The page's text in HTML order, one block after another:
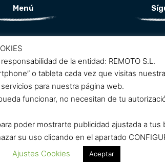
Menú
Conócenos
Promociones
Contacto
F
c
e
o
k
de la entidad: REMOTO S.L.
o tableta cada vez que visitas
para nuestra página web.
funcionar, no necesitan de tu
poder mostrarte publicidad ajustada a
su uso clicando en el apartado
Ajustes Cookies Aceptar